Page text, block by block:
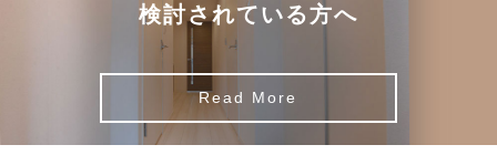
検討されている方へ
Read More